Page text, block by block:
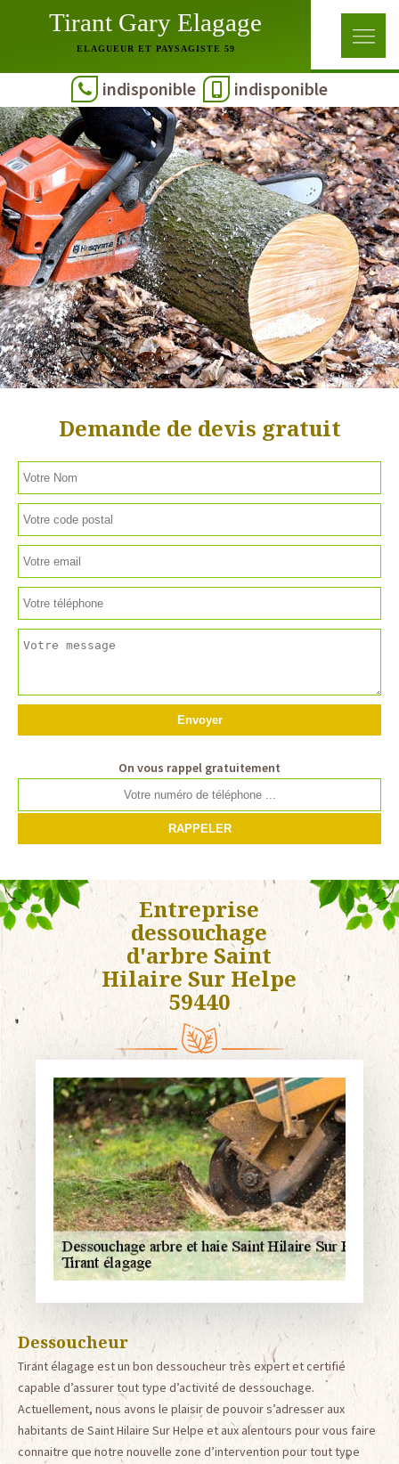
Tirant Gary Elagage
ELAGUEUR ET PAYSAGISTE 59
indisponible indisponible
Demande de devis gratuit
On vous rappel gratuitement
Entreprise
dessouchage
d'arbre Saint
Hilaire Sur Helpe
59440
Dessoucheur
Tirant élagage est un bon dessoucheur très expert et certifié
capable d’assurer tout type d’activité de dessouchage.
Actuellement, nous avons le plaisir de pouvoir s’adresser aux
habitants de Saint Hilaire Sur Helpe et aux alentours pour vous faire
connaitre que notre nouvelle zone d’intervention pour tout type